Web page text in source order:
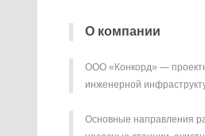
О компании
ООО «Конкорд» —
инженерной
Основные направления